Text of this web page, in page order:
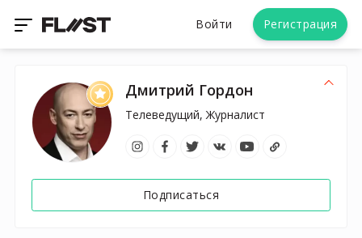
Войти Регистрация
Дмитрий Гордон
Телеведущий, Журналист
Подписаться